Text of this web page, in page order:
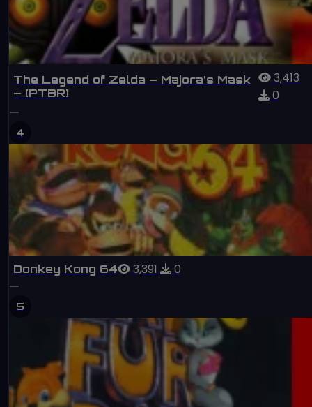
The Legend of Zelda – Majora’s Mask
– [PTBR]
3,413
0
4
Donkey Kong 64 3,391 0
5